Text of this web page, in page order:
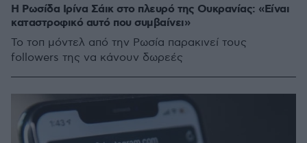
Η Ρωσίδα Ιρίνα Σάικ στο πλευρό της Ουκρανίας: «Είναι
καταστροφικό αυτό που συμβαίνει»
Το τοπ μόντελ από την Ρωσία παρακινεί τους
followers της να κάνουν δωρεές